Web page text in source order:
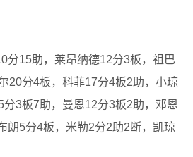
分15助，莱昂纳德12分3板，祖巴
20分4板，科菲17分4板2助，小琼
3板7助，曼恩12分3板2助，邓恩
朗5分4板，米勒2分2助2断，凯琼